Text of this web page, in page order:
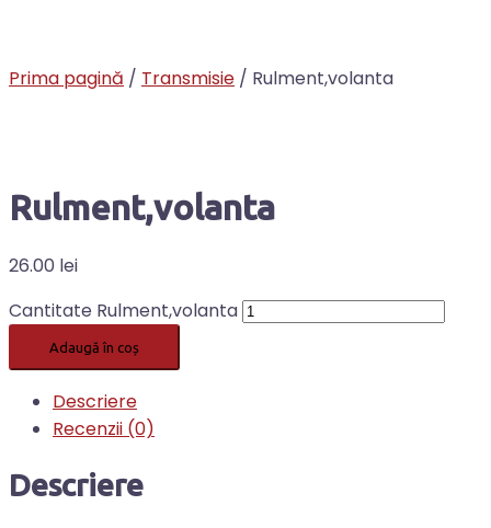
Prima pagină / Transmisie / Rulment,volanta
Rulment,volanta
26.00 lei
Cantitate Rulment,volanta
Adaugă în coș
Descriere
Recenzii (0)
Descriere